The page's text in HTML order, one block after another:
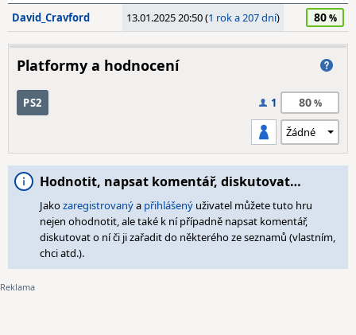
David_Cravford
13.01.2025 20:50 (1 rok a 207 dní) 80
Platformy a hodnocení
PS2 1 80
Hodnotit, napsat komentář, diskutovat…
Jakozaregistrovanýa přihlášený uživatel můžete tuto hru
nejen ohodnotit, ale také k ní případně napsat komentář,
diskutovat o ní či ji zařadit do některého ze seznamů (vlastním,
chci atd.).